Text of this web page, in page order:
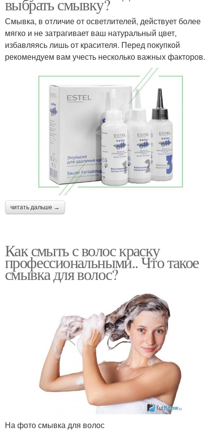
Смывка, в отличие от осветлителей, действует более
мягко и не затрагивает ваш натуральный цвет,
избавляясь лишь от красителя. Перед покупкой
рекомендуем вам учесть несколько важных факторов.
читать дальше →
Как смыть с волос краску
профессиональными.. Что такое
смывка для волос?
На фото смывка для волос